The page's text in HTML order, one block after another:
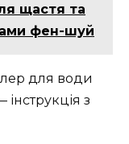
щастя та
фен-шуй
для води
з